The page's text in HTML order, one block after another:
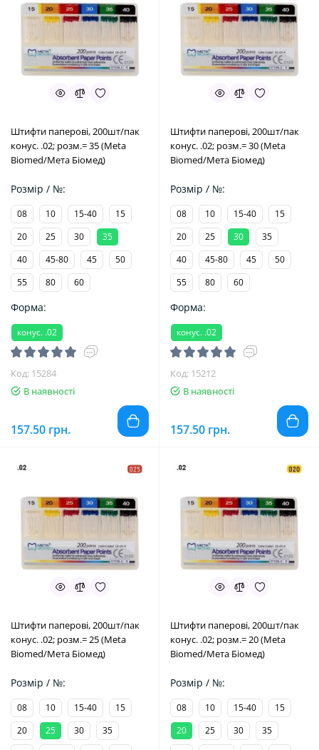
Штифти паперові, 200шт/пак
конус. .02; розм.= 35 (Meta
Biomed/Мета Біомед)
Розмір / №:
08 10 15-40
15
20
25 30
35
40
45-80 45
50
55
80 60
Форма:
конус. .02
Код: 15284
В наявності
157.50 грн.
Штифти паперові, 200шт/пак
конус. .02; розм.= 30 (Meta
Biomed/Мета Біомед)
Розмір / №:
08 10 15-40
15
20
25 30
35
40
45-80 45
50
55
80 60
Форма:
конус. .02
Код: 15212
В наявності
157.50 грн.
Штифти паперові, 200шт/пак
конус. .02; розм.= 25 (Meta
Biomed/Мета Біомед)
Розмір / №:
08 10 15-40
15
20
25 30
35
Штифти паперові, 200шт/пак
конус. .02; розм.= 20 (Meta
Biomed/Мета Біомед)
Розмір / №:
08 10 15-40
15
20
25 30
35